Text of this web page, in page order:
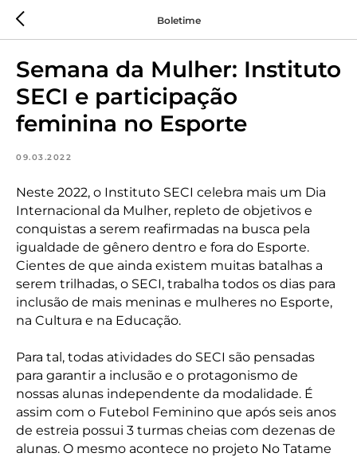
Boletime
Semana da Mulher: Instituto
SECI e participação
feminina no Esporte
09.03.2022
Neste 2022, o Instituto SECI celebra mais um Dia
Internacional da Mulher, repleto de objetivos e
conquistas a serem reafirmadas na busca pela
igualdade de gênero dentro e fora do Esporte.
Cientes de que ainda existem muitas batalhas a
serem trilhadas, o SECI, trabalha todos os dias para
inclusão de mais meninas e mulheres no Esporte,
na Cultura e na Educação.
Para tal, todas atividades do SECI são pensadas
para garantir a inclusão e o protagonismo de
nossas alunas independente da modalidade. É
assim com o Futebol Feminino que após seis anos
de estreia possui 3 turmas cheias com dezenas de
alunas. O mesmo acontece no projeto No Tatame